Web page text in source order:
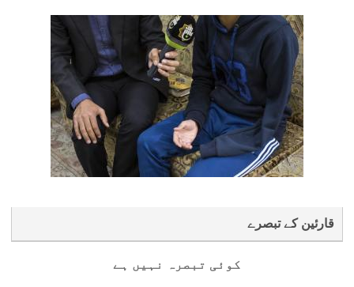
قارئین کے تبصرے
کوئی تبصرہ نہیں ہے